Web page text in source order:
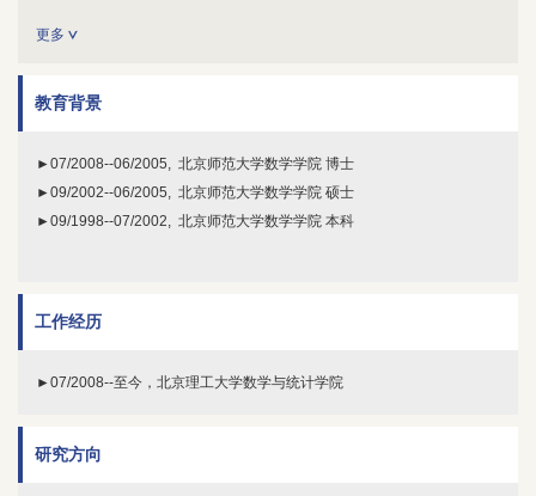
更多
教育背景
►07/2008--06/2005, 北京师范大学数学学院 博士
►09/2002--06/2005, 北京师范大学数学学院 硕士
►09/1998--07/2002, 北京师范大学数学学院 本科
工作经历
►07/2008--至今，北京理工大学数学与统计学院
研究方向